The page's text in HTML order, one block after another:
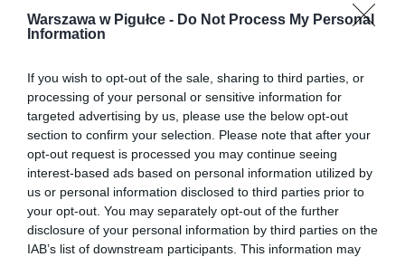
Warszawa w Pigułce - Do Not Process My Personal
Information
If you wish to opt-out of the sale, sharing to third parties, or
processing of your personal or sensitive information for
targeted advertising by us, please use the below opt-out
section to confirm your selection. Please note that after your
opt-out request is processed you may continue seeing
interest-based ads based on personal information utilized by
us or personal information disclosed to third parties prior to
your opt-out. You may separately opt-out of the further
disclosure of your personal information by third parties on the
IAB’s list of downstream participants. This information may